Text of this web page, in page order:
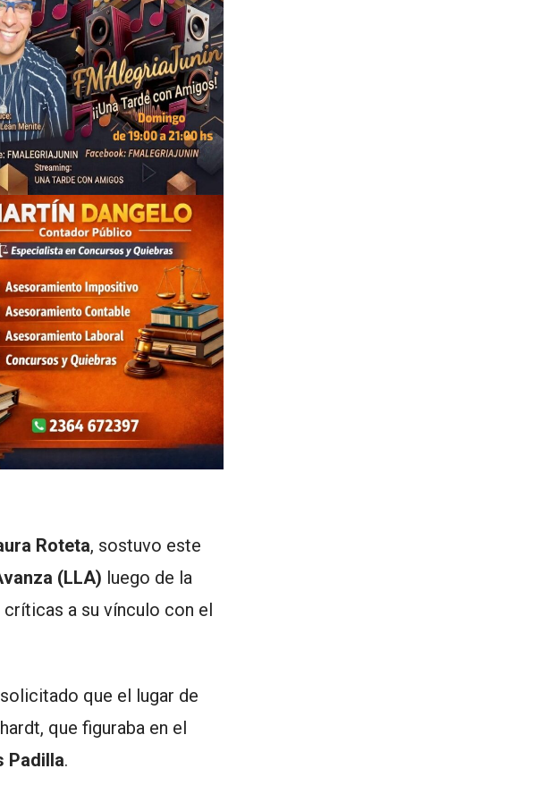
Roteta, sostuvo este
(LLA) luego de la
a su vínculo con el
que el lugar de
que figuraba en el
Padilla.